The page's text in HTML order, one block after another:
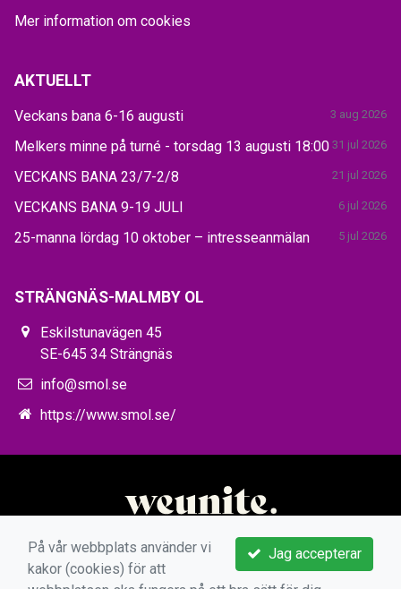
Mer information om cookies
AKTUELLT
Veckans bana 6-16 augusti 3 aug 2026
Melkers minne på turné - torsdag 13 augusti 18:00 31 jul 2026
VECKANS BANA 23/7-2/8 21 jul 2026
VECKANS BANA 9-19 JULI 6 jul 2026
25-manna lördag 10 oktober – intresseanmälan 5 jul 2026
STRÄNGNÄS-MALMBY OL
Eskilstunavägen 45
SE-645 34 Strängnäs
info@smol.se
https://www.smol.se/
Jag accepterar
På vår webbplats använder vi
kakor (cookies) för att